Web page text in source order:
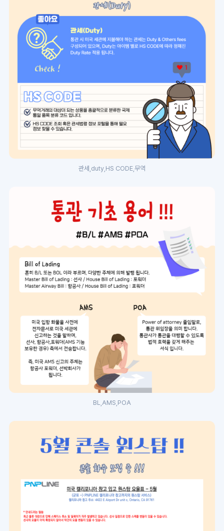
관세,duty,HS CODE,무역
BL,AMS,POA